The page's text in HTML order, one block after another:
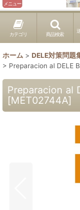
メニュー
カテゴリ 商品検索
ホーム > DELE対策問題
> Preparacion al DELE
Preparacion al
[MET02744A]